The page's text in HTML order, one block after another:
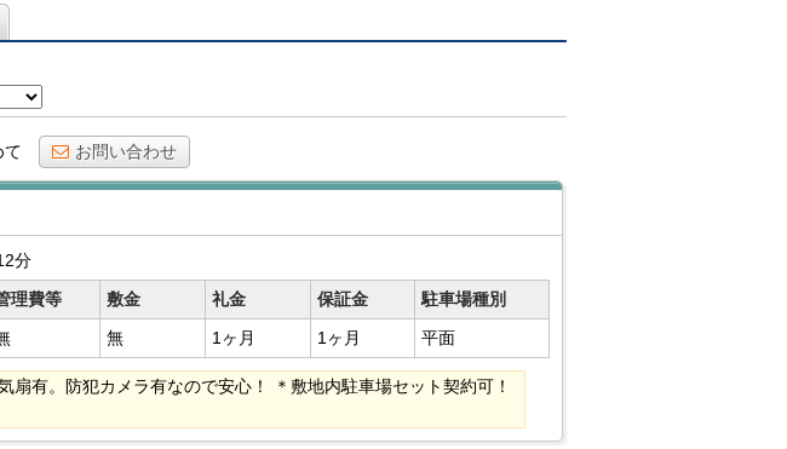
て お問い合わせ
分
理費等 敷金 礼金 保証金
駐車場種別
無 1ヶ月 1ヶ月 平面
扇有。防犯カメラ有なので安心！ ＊敷地内駐車場セット契約可！